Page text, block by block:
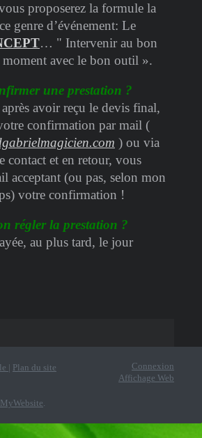
proposerez la formule la
genre d’événement: Le
… " Intervenir au bon
avec le bon outil ».
une prestation ?
avoir reçu le devis final,
confirmation par mail (
) ou via
contact et en retour, vous
acceptant (ou pas, selon mon
votre confirmation !
régler la prestation ?
au plus tard, le jour
| Plan du site
Connexion
Affichage Web